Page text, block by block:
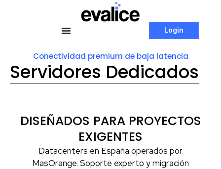
Login
Conectividad premium de baja latencia
Servidores Dedicados
DISEÑADOS PARA PROYECTOS
EXIGENTES
Datacenters en España operados por
MasOrange. Soporte experto y migración